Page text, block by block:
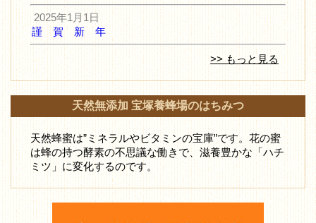
2025年1月1日
謹 賀 新 年
>> もっと見る
天然無添加 宝塚養蜂場のはちみつ
天然蜂蜜は”ミネラルやビタミンの宝庫”です。花の蜜
は蜂の持つ酵素の不思議な働きで、滋養豊かな「ハチ
ミツ」に変化するのです。